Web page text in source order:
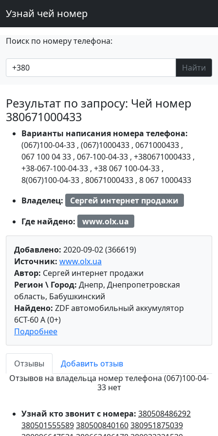
Узнай чей номер
Поиск по номеру телефона:
Найти
Результат по запросу: Чей номер
380671000433
Варианты написания номера телефона:
(067)100-04-33 , (067)1000433 , 0671000433 ,
067 100 04 33 , 067-100-04-33 , +380671000433 ,
+38-067-100-04-33 , +38 067 100-04-33 ,
8(067)100-04-33 , 80671000433 , 8 067 1000433
Владелец:
Сергей интернет продажи
Где найдено:
www.olx.ua
Добавлено: 2020-09-02 (366619)
Источник: www.olx.ua
Автор: Сергей интернет продажи
Регион \ Город: Днепр, Днепропетровская
область, Бабушкинский
Найдено: ZDF автомобильный аккумулятор
6СТ-60 А (0+)
Подробнее
Отзывы
Добавить отзыв
Отзывов на владельца номер телефона (067)100-04-
33 нет
Узнай кто звонит с номера: 380508486292
380501555589380500840160380951875039